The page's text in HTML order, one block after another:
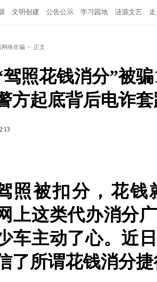
文明创建 公告公示 学习园地 涟源文艺
网络诈骗 > 正文
照花钱消分”被
方起底背后电诈
照被扣分，花钱
上这类代办消分
车主动了心。近
了所谓花钱消分捷